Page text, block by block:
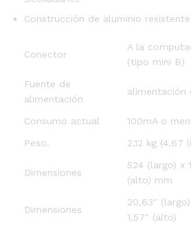
Construcción de aluminio resistente
Conector
A la
(tipo mini B)
Fuente de
alimentación
alimentación
Consumo actual
100mA o
Peso.
2,12 kg (4,67
Dimensiones
524 (largo) x
(alto) mm
Dimensiones
20,63″
1,57″ (alto)